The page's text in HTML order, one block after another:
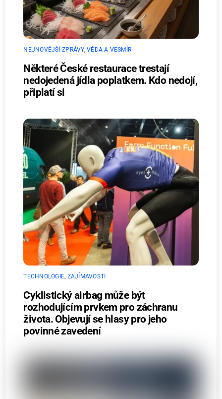
NEJNOVĚJŠÍ ZPRÁVY,VĚDA A VESMÍR
Některé České restaurace trestají
nedojedená jídla poplatkem. Kdo nedojí,
připlatí si
TECHNOLOGIE, ZAJÍMAVOSTI
Cyklistický airbag může být
rozhodujícím prvkem pro záchranu
života. Objevují se hlasy pro jeho
povinné zavedení